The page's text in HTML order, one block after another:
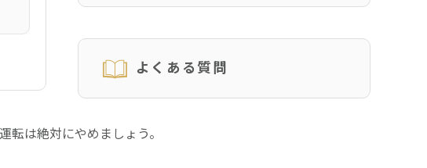
よくある質問
は絶対にやめましょう。